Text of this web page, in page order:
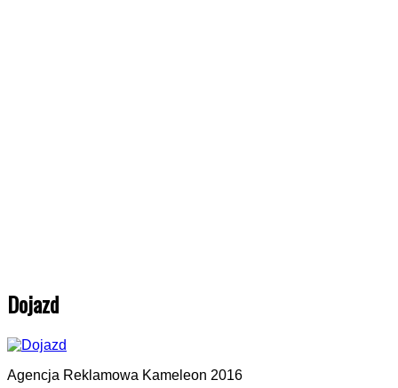
Dojazd
Agencja Reklamowa Kameleon 2016